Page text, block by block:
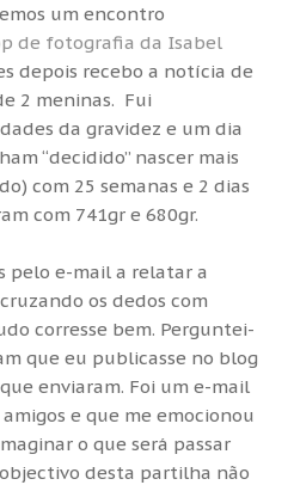
um encontro
de fotografia da Isabel
depois recebo a notícia de
2 meninas. Fui
da gravidez e um dia
“decidido” nascer mais
com 25 semanas e 2 dias
com 741gr e 680gr.
pelo e-mail a relatar a
os dedos com
corresse bem. Perguntei-
que eu publicasse no blog
enviaram. Foi um e-mail
e que me emocionou
o que será passar
desta partilha não